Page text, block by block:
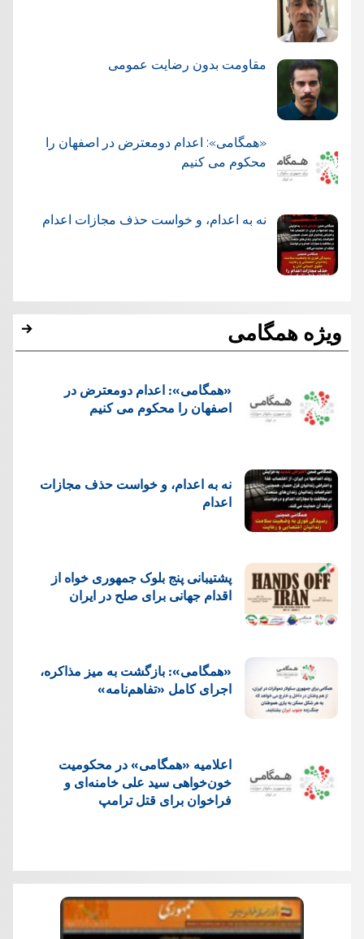
مقاومت بدون رضایت عمومی
«همگامی»: اعدام دومعترض در اصفهان را
محکوم می کنیم
نه به اعدام، و خواست حذف مجازات اعدام
ویژه همگامی
«همگامی»: اعدام دومعترض در
اصفهان را محکوم می کنیم
نه به اعدام، و خواست حذف مجازات
اعدام
پشتيبانی پنج بلوک جمهوری خواه از
اقدام جهانی برای صلح در ایران
«همگامی»: بازگشت به میز مذاکره،
اجرای کامل «تفاهم‌نامه»
اعلامیه «همگامی» در محکومیت
خون‌خواهی سید علی خامنه‌ای و
فراخوان برای قتل ترامپ